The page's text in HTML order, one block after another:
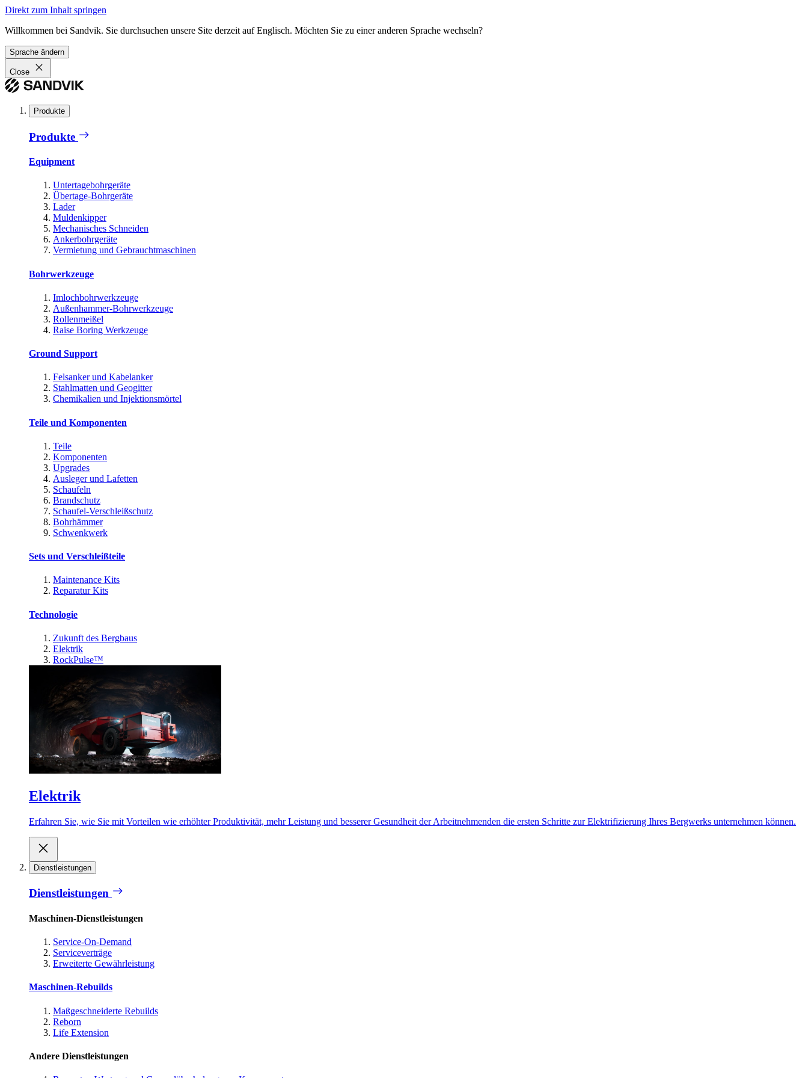
Direkt zum Inhalt springen
Willkommen bei Sandvik. Sie durchsuchen unsere Site derzeit auf Englisch. Möchten Sie zu einer anderen Sprache wechseln?
Sprache ändern
Close
Produkte
Produkte
Equipment
Untertagebohrgeräte
Übertage-Bohrgeräte
Lader
Muldenkipper
Mechanisches Schneiden
Ankerbohrgeräte
Vermietung und Gebrauchtmaschinen
Bohrwerkzeuge
Imlochbohrwerkzeuge
Außenhammer-Bohrwerkzeuge
Rollenmeißel
Raise Boring Werkzeuge
Ground Support
Felsanker und Kabelanker
Stahlmatten und Geogitter
Chemikalien und Injektionsmörtel
Teile und Komponenten
Teile
Komponenten
Upgrades
Ausleger und Lafetten
Schaufeln
Brandschutz
Schaufel-Verschleißschutz
Bohrhämmer
Schwenkwerk
Sets und Verschleißteile
Maintenance Kits
Reparatur Kits
Technologie
Zukunft des Bergbaus
Elektrik
RockPulse™
Elektrik
Erfahren Sie, wie Sie mit Vorteilen wie erhöhter Produktivität, mehr Leistung und besserer Gesundheit der Arbeitnehmenden die ersten Schritte zur Elektrifizierung Ihres Bergwerks unternehmen können.
Dienstleistungen
Dienstleistungen
Maschinen-Dienstleistungen
Service-On-Demand
Serviceverträge
Erweiterte Gewährleistung
Maschinen-Rebuilds
Maßgeschneiderte Rebuilds
Reborn
Life Extension
Andere Dienstleistungen